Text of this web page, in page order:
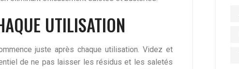
UTILISATION
juste après chaque utilisation. Videz et
de ne pas laisser les résidus et les saletés